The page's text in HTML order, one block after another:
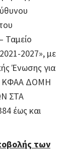
Ταμείο
2027», με
Ένωσης για
ΚΦΑΑ ΔΟΜΗ
ΣΤΑ
έως και
των